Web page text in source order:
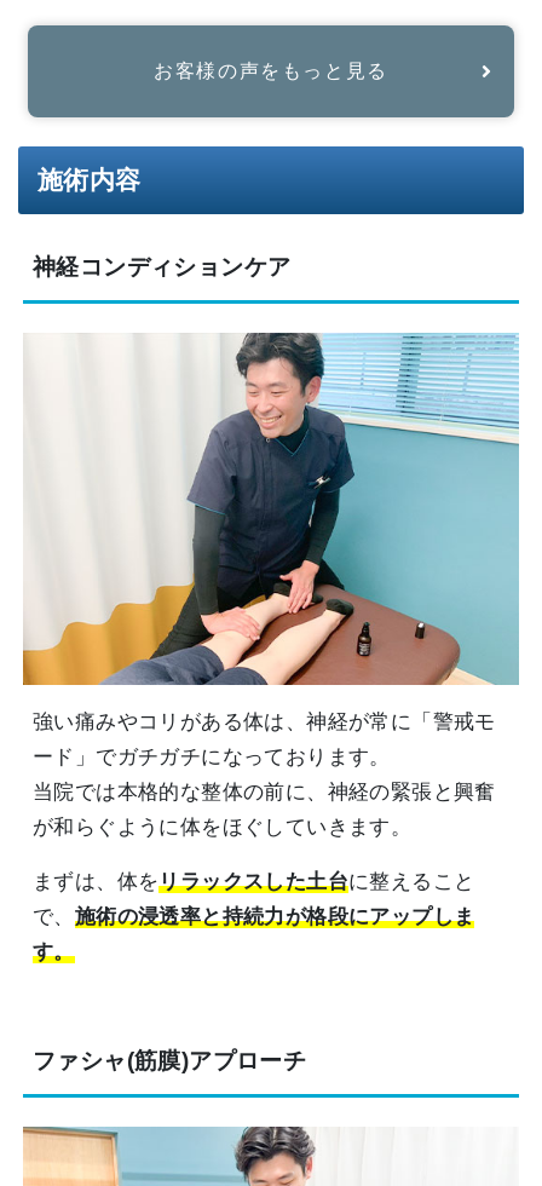
お客様の声をもっと見る
施術内容
神経コンディションケア
強い痛みやコリがある体は、神経が常に「警戒モ
ード」でガチガチになっております。
当院では本格的な整体の前に、神経の緊張と興奮
が和らぐように体をほぐしていきます。
まずは、体をリラックスした土台に整えること
で、 施術の浸透率と持続力が格段にアップしま
す。
ファシャ(筋膜)アプローチ